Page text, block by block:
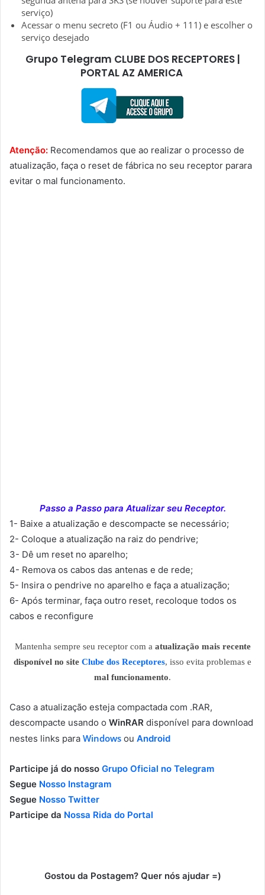
serviço)
Acessar o menu secreto (F1 ou Áudio + 111) e escolher o
serviço desejado
Grupo Telegram CLUBE DOS RECEPTORES |
PORTAL AZ AMERICA
Atenção: Recomendamos que ao realizar o processo de
atualização, faça o reset de fábrica no seu receptor parara
evitar o mal funcionamento.
Passo a Passo para Atualizar seu Receptor.
1- Baixe a atualização e descompacte se necessário;
2- Coloque a atualização na raiz do pendrive;
3- Dê um reset no aparelho;
4- Remova os cabos das antenas e de rede;
5- Insira o pendrive no aparelho e faça a atualização;
6- Após terminar, faça outro reset, recoloque todos os
cabos e reconfigure
Mantenha sempre seu receptor com a atualização mais recente
disponível no site Clube dos Receptores, isso evita problemas e
mal funcionamento.
Caso a atualização esteja compactada com .RAR,
descompacte usando o WinRAR disponível para download
nestes links para Windows ou Android
Participe já do nosso Grupo Oficial no Telegram
Segue Nosso Instagram
Segue Nosso Twitter
Participe da Nossa Rida do Portal
Gostou da Postagem? Quer nós ajudar =)